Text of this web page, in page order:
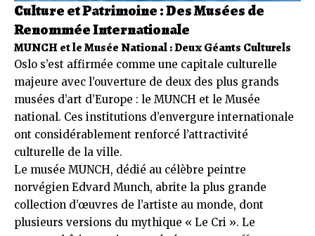
Culture et Patrimoine : Des Musées de
Renommée Internationale
MUNCH et le Musée National : Deux Géants Culturels
Oslo s’est affirmée comme une capitale culturelle
majeure avec l’ouverture de deux des plus grands
musées d’art d’Europe : le MUNCH et le Musée
national. Ces institutions d’envergure internationale
ont considérablement renforcé l’attractivité
culturelle de la ville.
Le musée MUNCH, dédié au célèbre peintre
norvégien Edvard Munch, abrite la plus grande
collection d’œuvres de l’artiste au monde, dont
plusieurs versions du mythique « Le Cri ». Le